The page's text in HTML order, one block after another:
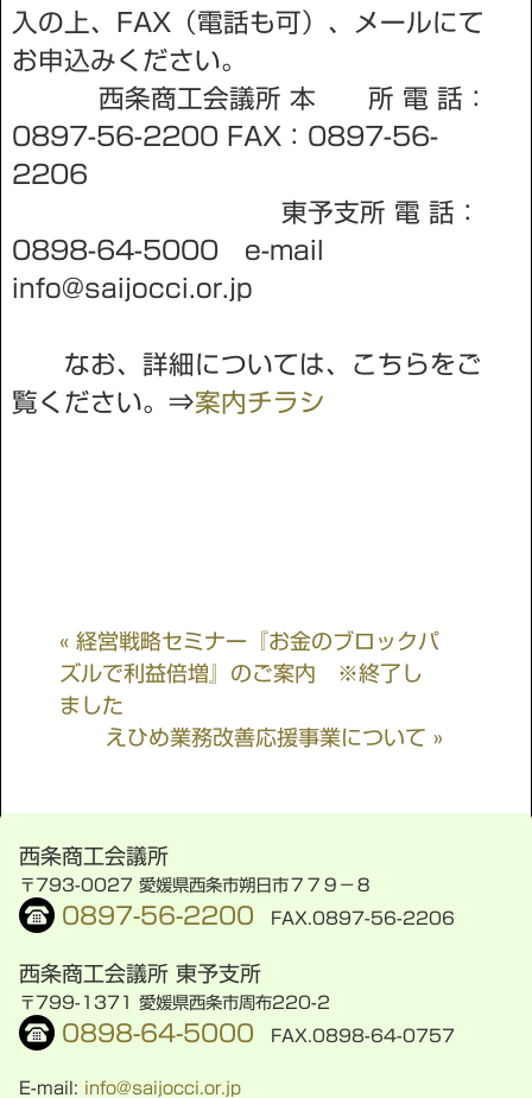
入の上、FAX（電話も可）、メールにて
お申込みください。
西条商工会議所 本 所 電 話：
0897-56-2200 FAX：0897-56-
2206
東予支所 電 話：
0898-64-5000 e-mail
info@saijocci.or.jp
なお、詳細については、こちらをご
覧ください。⇒案内チラシ
« 経営戦略セミナー『お金のブロックパ
ズルで利益倍増』のご案内 ※終了し
ました
えひめ業務改善応援事業について »
西条商工会議所
〒793-0027 愛媛県西条市朔日市７７９−８
0897-56-2200 FAX.0897-56-2206
西条商工会議所 東予支所
〒799-1371 愛媛県西条市周布220-2
0898-64-5000 FAX.0898-64-0757
E-mail: info@saijocci.or.jp